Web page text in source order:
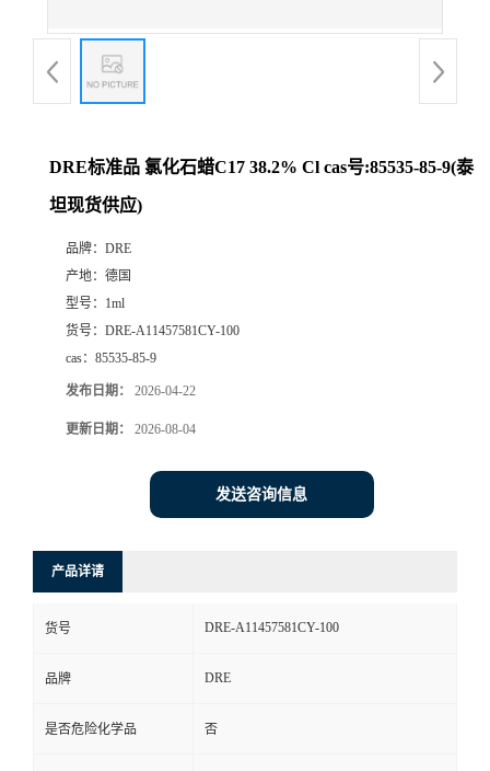
DRE标准品 氯化石蜡C17 38.2% Cl cas号:85535-85-9(泰
坦现货供应)
品牌： DRE
产地： 德国
型号： 1ml
货号： DRE-A11457581CY-100
cas： 85535-85-9
发布日期： 2026-04-22
更新日期： 2026-08-04
发送咨询信息
产品详请
货号 DRE-A11457581CY-100
品牌 DRE
是否危险化学品 否